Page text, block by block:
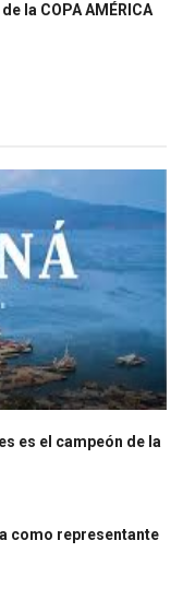
la COPA AMÉRICA
es el campeón de la
como representante